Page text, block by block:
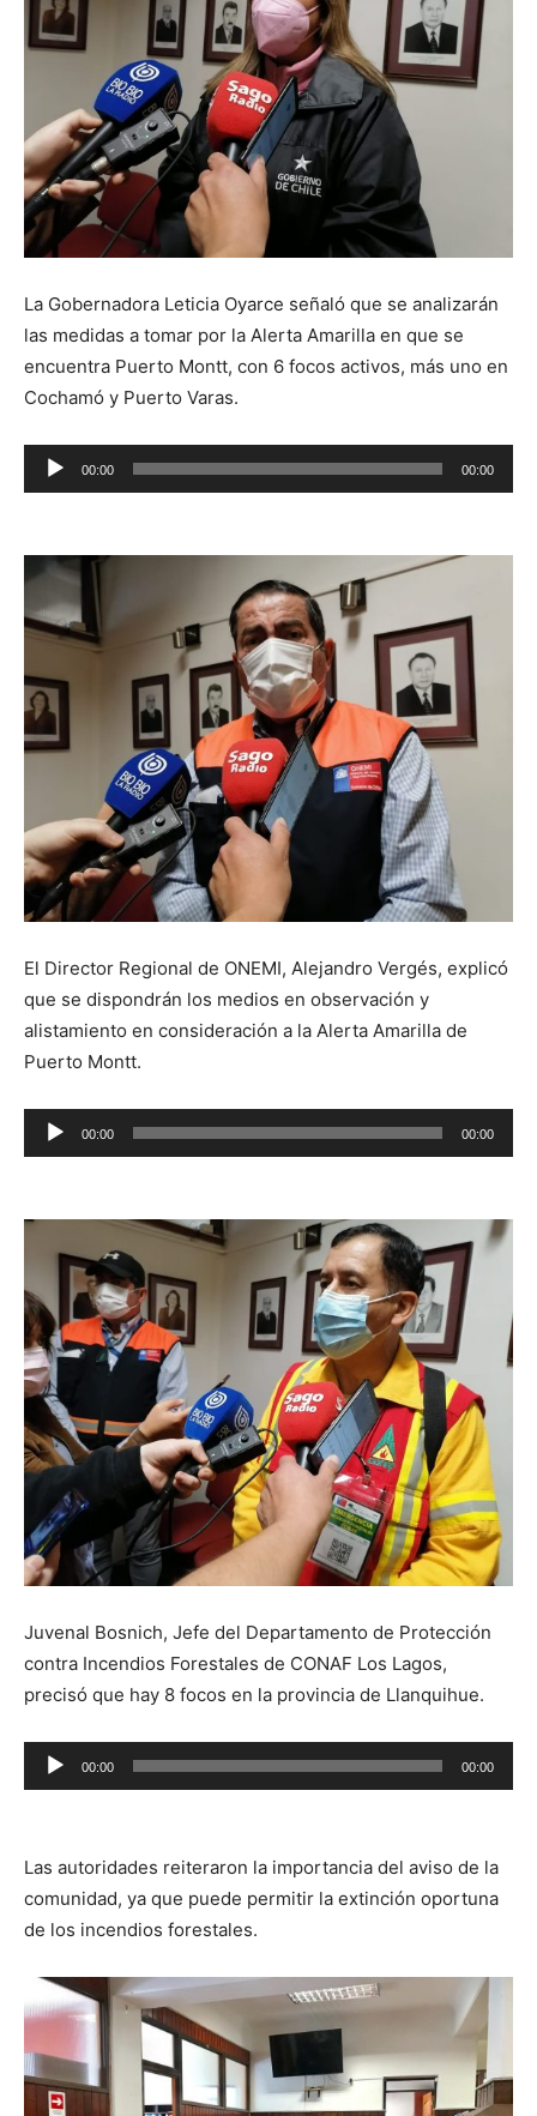
La Gobernadora Leticia Oyarce señaló que se analizarán
las medidas a tomar por la Alerta Amarilla en que se
encuentra Puerto Montt, con 6 focos activos, más uno en
Cochamó y Puerto Varas.
Reproductor
de
00:00 00:00
El Director Regional de ONEMI, Alejandro Vergés, explicó
que se dispondrán los medios en observación y
alistamiento en consideración a la Alerta Amarilla de
Puerto Montt.
Reproductor
de
00:00 00:00
Juvenal Bosnich, Jefe del Departamento de Protección
contra Incendios Forestales de CONAF Los Lagos,
precisó que hay 8 focos en la provincia de Llanquihue.
Reproductor
de
00:00 00:00
Las autoridades reiteraron la importancia del aviso de la
comunidad, ya que puede permitir la extinción oportuna
de los incendios forestales.